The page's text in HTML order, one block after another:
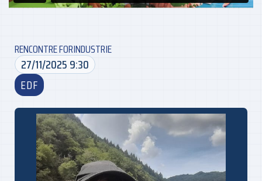
RENCONTRE FORINDUSTRIE
27/11/2025 9:30
EDF